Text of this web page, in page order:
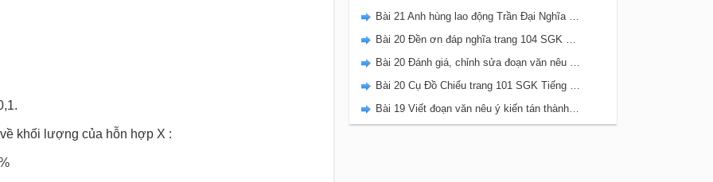
khối lượng của hỗn hợp X :
Bài 21 Anh hùng lao động Trần Đại Nghĩa trang 106 SGK Tiếng Việt 5 Kết nối tri thức tập 2
Bài 20 Đền ơn đáp nghĩa trang 104 SGK Tiếng Việt 5 Kết nối tri thức tập 2
Bài 20 Đánh giá, chỉnh sửa đoạn văn nêu ý kiến tán thành một sự vật, hiện tượng trang 103 SGK Tiếng Việt 5 Kết nối tri thức tập 2
Bài 20 Cụ Đồ Chiểu trang 101 SGK Tiếng Việt 5 Kết nối tri thức tập 2
Bài 19 Viết đoạn văn nêu ý kiến tán thành một sự việc, hiện tượng (Bài viết số 1) trang 100 SGK Tiếng Việt 5 Kết nối tri thức tập 2